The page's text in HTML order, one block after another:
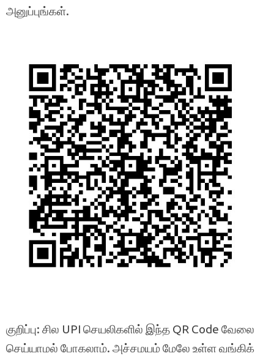
அனுப்புங்கள்.
குறிப்பு: சில UPI செயலிகளில் இந்த QR Code வேலை
செய்யாமல் போகலாம். அச்சமயம் மேலே உள்ள வங்கிக்